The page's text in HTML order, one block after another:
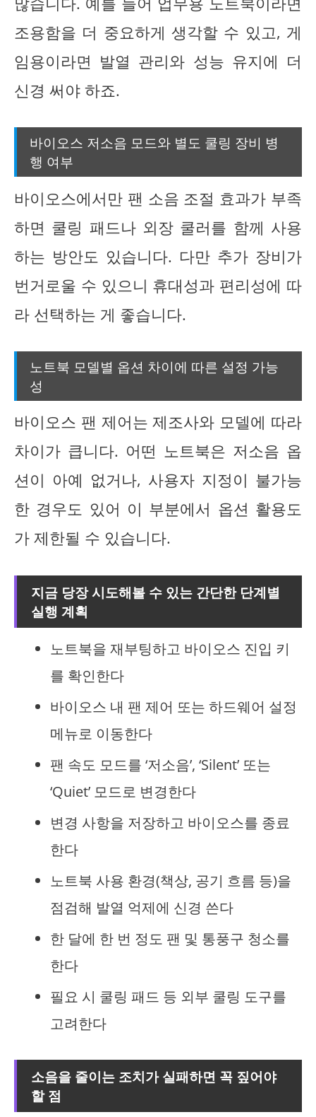
조용함을 더 중요하게 생각할 수 있고, 게
임용이라면 발열 관리와 성능 유지에 더
신경 써야 하죠.
바이오스 저소음 모드와 별도 쿨링 장비 병
행 여부
바이오스에서만 팬 소음 조절 효과가 부족
하면 쿨링 패드나 외장 쿨러를 함께 사용
하는 방안도 있습니다. 다만 추가 장비가
번거로울 수 있으니 휴대성과 편리성에 따
라 선택하는 게 좋습니다.
노트북 모델별 옵션 차이에 따른 설정 가능
성
바이오스 팬 제어는 제조사와 모델에 따라
차이가 큽니다. 어떤 노트북은 저소음 옵
션이 아예 없거나, 사용자 지정이 불가능
한 경우도 있어 이 부분에서 옵션 활용도
가 제한될 수 있습니다.
지금 당장 시도해볼 수 있는 간단한 단계별
실행 계획
노트북을 재부팅하고 바이오스 진입 키
를 확인한다
바이오스 내 팬 제어 또는 하드웨어 설정
메뉴로 이동한다
팬 속도 모드를 ‘저소음’, ‘Silent’ 또는
‘Quiet’ 모드로 변경한다
변경 사항을 저장하고 바이오스를 종료
한다
노트북 사용 환경(책상, 공기 흐름 등)을
점검해 발열 억제에 신경 쓴다
한 달에 한 번 정도 팬 및 통풍구 청소를
한다
필요 시 쿨링 패드 등 외부 쿨링 도구를
고려한다
소음을 줄이는 조치가 실패하면 꼭 짚어야
할 점